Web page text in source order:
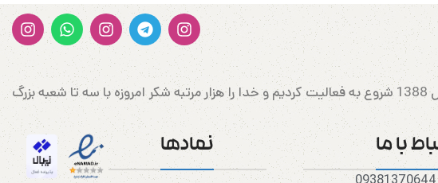
مهابادرانینگ بزرگترین وارد کننده کتونی و پوشاک اورجینال در غرب کشور در شهرستان سربلند مهاباد می‌باشد که در سال 1388 شروع به فعالیت کردیم و خدا را هزار مرتبه شکر امروزه با سه تا شعبه بزرگ
با ما نمادها